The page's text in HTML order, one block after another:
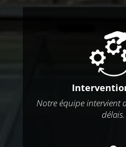
Notre équipe intervient
délais.